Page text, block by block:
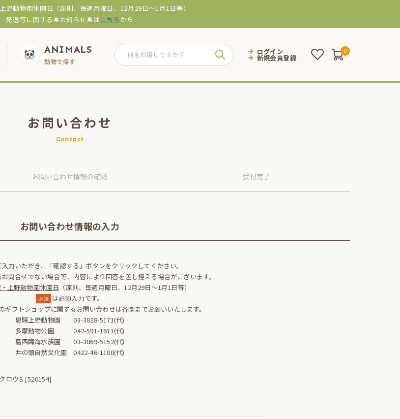
野動物園休園日（原則、毎週月曜日、12月29日～1月1日等）
発送等に関する🔔お知らせ🔔はこちらから
ANIMALS
動物で探す
ログイン
新規会員登録
0
Contact
お問い合わせ
お問い合わせ情報の確認 受付完了
お問い合わせ情報の入力
力いただき、「確認する」ボタンをクリックしてください。
問合せでない場合等、内容により回答を差し控える場合がございます。
上野動物園休園日 （原則、毎週月曜日、12月29日～1月1日等）
必須 は必須入力です。
ギフトショップに関するお問い合わせは各園までお願いいたします。
恩賜上野動物園 03-3828-5171(代)
多摩動物公園 042-591-1611(代)
葛西臨海水族園 03-3869-5152(代)
井の頭自然文化園 0422-46-1100(代)
ロウS [520154]